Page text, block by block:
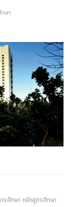
ษา
รศึกษา หลักสูตรศึกษา